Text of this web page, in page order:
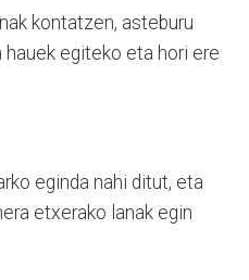
kontatzen, asteburu
egiteko eta hori ere
eginda nahi ditut, eta
etxerako lanak egin